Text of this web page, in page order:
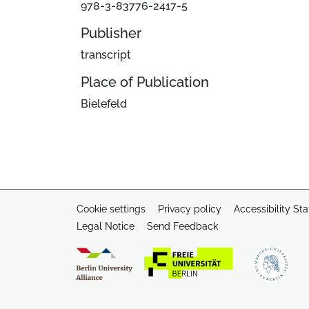
978-3-83776-2417-5
Publisher
transcript
Place of Publication
Bielefeld
Cookie settings Privacy policy
Accessibility
Legal Notice
Send Feedback